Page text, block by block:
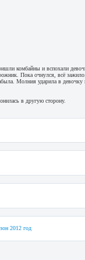
комбайны и вспохали
Пока очнулся, всё
забыла. Молния ударила в
в другую сторону.
2012 год